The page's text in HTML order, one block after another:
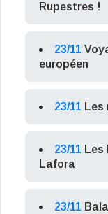
Rupestres !
23/11
européen
23/11 Les
23/11 Les
Lafora
23/11